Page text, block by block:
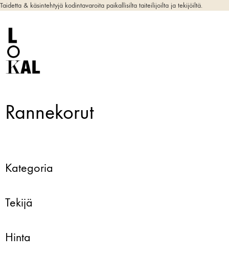
Taidetta & käsintehtyjä kodintavaroita paikallisilta taiteilijoilta ja tekijöiltä.
Rannekorut
Kategoria
Tekijä
Hinta